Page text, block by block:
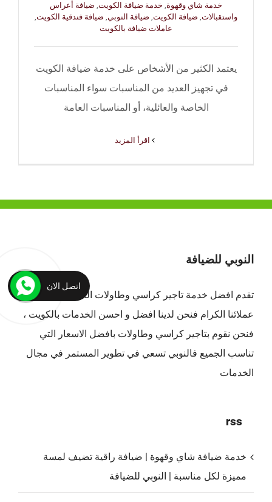
خدمة شاي وقهوة, خدمة ضيافة الكويت, ضيافة أعراس
واستقبالات, ضيافة الكويت, ضيافة النوبي, ضيافة فندقية الكويت,
عاملات ضيافة بالكويت
يعتمد الكثير من الأشخاص على خدمة ضيافة الكويت
في تجهيز العديد من المناسبات سواء المناسبات
الخاصة والعائلية، أو المناسبات العامة
النوبي للضيافة
تقدم افضل خدمة تاجير كراسي وطاولات الكويت
لجميع
عملائنا الكرام فنحن لدينا افضل و احسن الخدمات بالكويت ،
فنحن نقوم بتاجير كراسي وطاولات بافضل الاسعار التي
تناسب الجميع فالنوبي تسعي في تطوير المستمر في مجال
الخدمات
rss
خدمة ضيافة شاي وقهوة | ضيافة راقية تضيف لمسة
مميزة لكل مناسبة | النوبي للضيافة
اتصل الان